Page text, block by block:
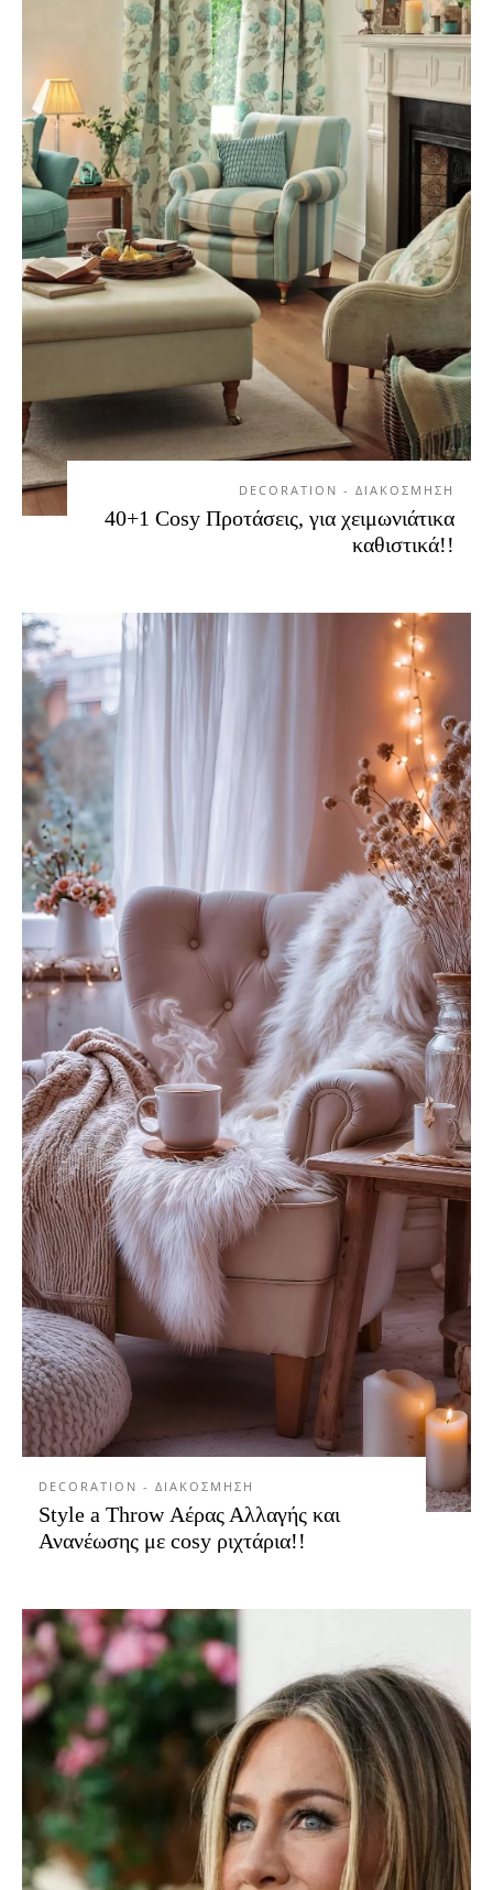
DECORATION - ΔΙΑΚΟΣΜΗΣΗ
40+1 Cosy Προτάσεις, για χειμωνιάτικα
καθιστικά!!
DECORATION - ΔΙΑΚΟΣΜΗΣΗ
Style a Throw Αέρας Αλλαγής και
Ανανέωσης με cosy ριχτάρια!!